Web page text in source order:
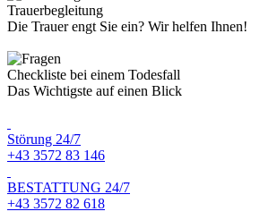
Trauerbegleitung
Die Trauer engt Sie ein? Wir helfen Ihnen!
Checkliste bei einem Todesfall
Das Wichtigste auf einen Blick
Störung 24/7
+43 3572 83 146
BESTATTUNG 24/7
+43 3572 82 618